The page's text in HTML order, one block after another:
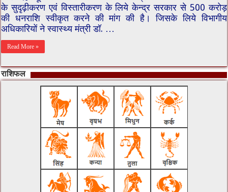
के सुदृढ़ीकरण एवं विस्तारीकरण के लिये केन्द्र सरकार से 500 करोड़
की धनराशि स्वीकृत करने की मांग की है। जिसके लिये विभागीय
अधिकारियों ने स्वास्थ्य मंत्री डॉ. …
Read More »
राशिफल